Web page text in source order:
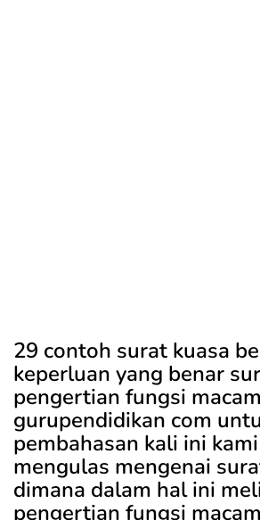
29 contoh surat kuasa
keperluan yang benar
pengertian fungsi
gurupendidikan com
pembahasan kali ini
mengulas mengenai
dimana dalam hal ini
pengertian fungsi